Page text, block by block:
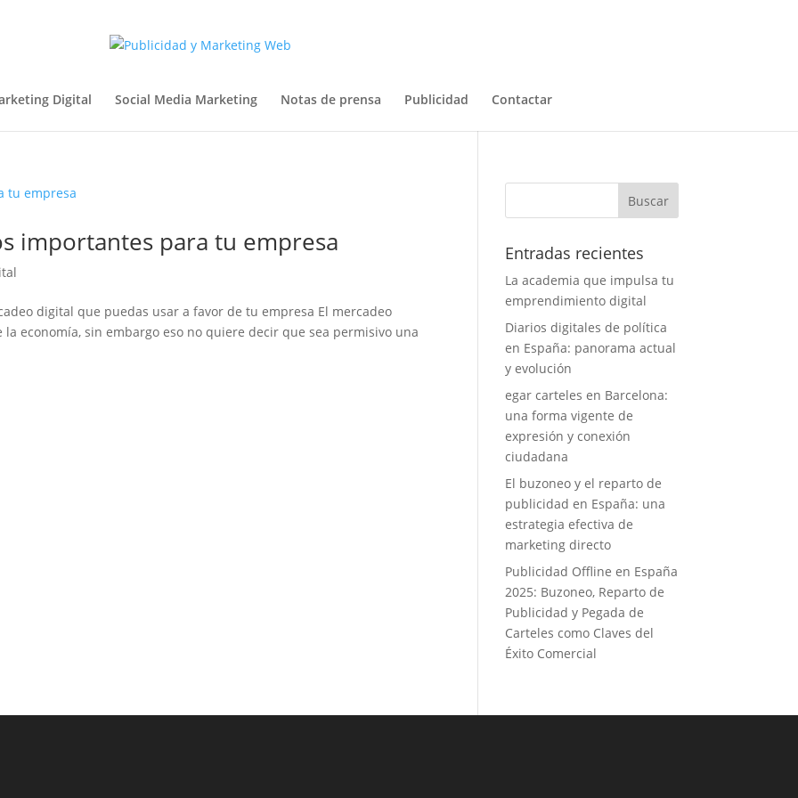
Digital Social Media Marketing Notas de prensa Publicidad Contactar
importantes para tu empresa
digital que puedas usar a favor de tu empresa El mercadeo
economía, sin embargo eso no quiere decir que sea permisivo una
Entradas recientes
La academia que impulsa tu
emprendimiento digital
Diarios digitales de política
en España: panorama actual
y evolución
egar carteles en Barcelona:
una forma vigente de
expresión y conexión
ciudadana
El buzoneo y el reparto de
publicidad en España: una
estrategia efectiva de
marketing directo
Publicidad Offline en España
2025: Buzoneo, Reparto de
Publicidad y Pegada de
Carteles como Claves del
Éxito Comercial